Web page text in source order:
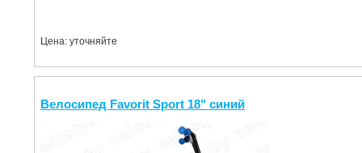
Цена: уточняйте
Велосипед Favorit Sport 18" синий